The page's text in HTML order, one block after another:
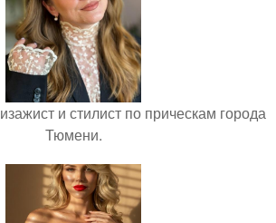
и стилист по прическам города
Тюмени.